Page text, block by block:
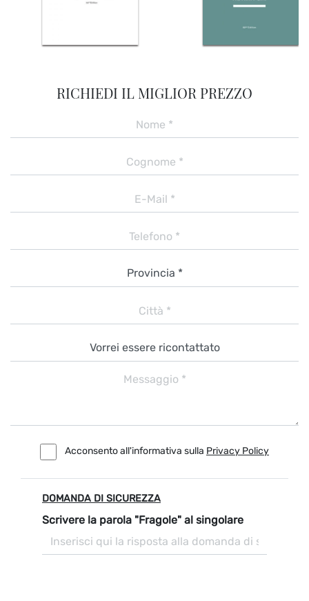
RICHIEDI IL MIGLIOR PREZZO
Acconsento all'informativa sulla Privacy Policy
DOMANDA DI SICUREZZA
Scrivere la parola "Fragole" al singolare